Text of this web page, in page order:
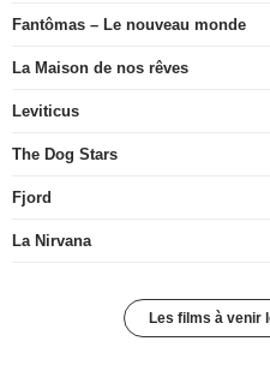
Fantômas – Le nouveau monde
La Maison de nos rêves
Leviticus
The Dog Stars
Fjord
La Nirvana
Les films à venir